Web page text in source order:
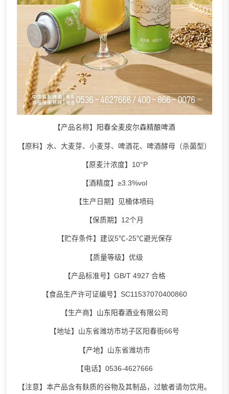
【产品名称】 阳春全麦皮尔森精酿啤酒
【原料】水、大麦芽、小麦芽、啤酒花、啤酒酵母（杀菌型）
【原麦汁浓度】10°P
【酒精度】≥3.3%vol
【生产日期】见桶体喷码
【保质期】12个月
【贮存条件】建议5℃-25℃避光保存
【质量等级】优级
【产品标准号】GB/T 4927 合格
【食品生产许可证编号】SC11537070400860
【生产商】 山东阳春酒业有限公司
【地址】山东省潍坊市坊子区阳春街66号
【产地】山东省潍坊市
【电话】0536-4627666
【注意】本产品含有麸质的谷物及其制品，过敏者请勿饮用。